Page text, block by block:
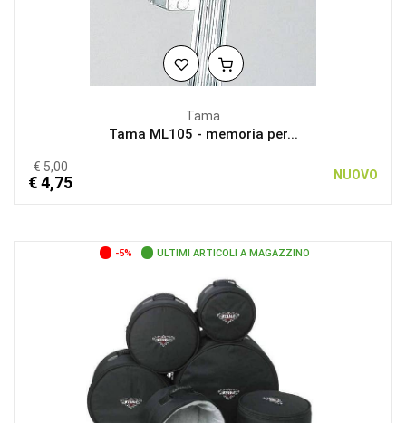
Tama
Tama ML105 - memoria per...
€ 5,00
€ 4,75 NUOVO
-5% ULTIMI ARTICOLI A MAGAZZINO